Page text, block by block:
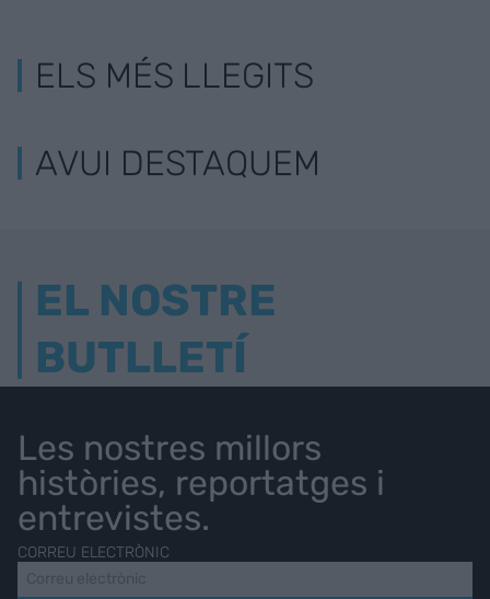
ELS MÉS LLEGITS
AVUI DESTAQUEM
EL NOSTRE
BUTLLETÍ
Les nostres millors
històries, reportatges i
entrevistes.
CORREU ELECTRÒNIC